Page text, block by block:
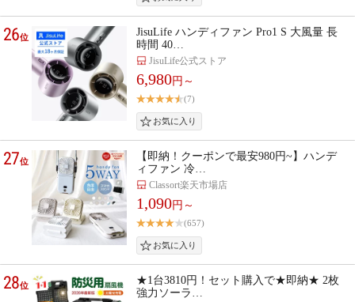
26位
JisuLife ハンディファン Pro1 S 大風量 長
時間 40…
JisuLife公式ストア
6,980円～
(7)
27位
【即納！クーポンで最安980円~】ハンデ
ィファン 冷…
Classort楽天市場店
1,090円～
(657)
28位
★1台3810円！セット購入で★即納★ 2枚
強力ソーラ…